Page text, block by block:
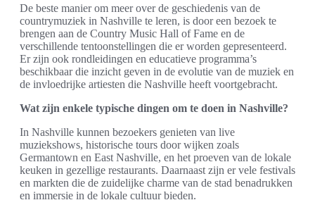
De beste manier om meer over de geschiedenis van de
countrymuziek in Nashville te leren, is door een bezoek te
brengen aan de Country Music Hall of Fame en de
verschillende tentoonstellingen die er worden gepresenteerd.
Er zijn ook rondleidingen en educatieve programma’s
beschikbaar die inzicht geven in de evolutie van de muziek en
de invloedrijke artiesten die Nashville heeft voortgebracht.
Wat zijn enkele typische dingen om te doen in Nashville?
In Nashville kunnen bezoekers genieten van live
muziekshows, historische tours door wijken zoals
Germantown en East Nashville, en het proeven van de lokale
keuken in gezellige restaurants. Daarnaast zijn er vele festivals
en markten die de zuidelijke charme van de stad benadrukken
en immersie in de lokale cultuur bieden.